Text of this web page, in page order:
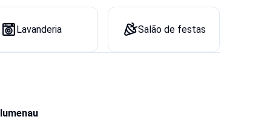
Lavanderia Salão de festas